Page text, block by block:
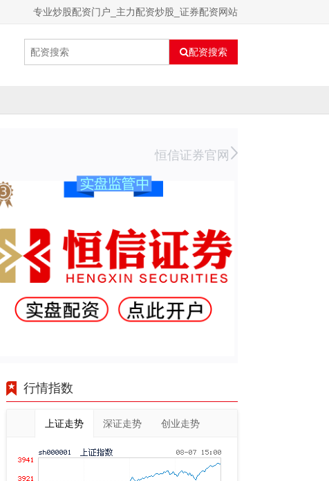
专业炒股配资门户_主力配资炒股_证券配资网站
配资搜索
恒信证券官网
行情指数
上证走势 深证走势 创业走势